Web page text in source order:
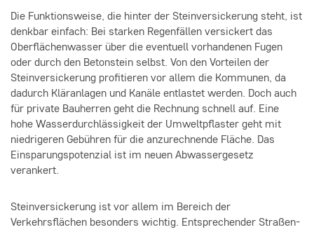
Die Funktionsweise, die hinter der Steinversickerung steht, ist
denkbar einfach: Bei starken Regenfällen versickert das
Oberflächenwasser über die eventuell vorhandenen Fugen
oder durch den Betonstein selbst. Von den Vorteilen der
Steinversickerung profitieren vor allem die Kommunen, da
dadurch Kläranlagen und Kanäle entlastet werden. Doch auch
für private Bauherren geht die Rechnung schnell auf. Eine
hohe Wasserdurchlässigkeit der Umweltpflaster geht mit
niedrigeren Gebühren für die anzurechnende Fläche. Das
Einsparungspotenzial ist im neuen Abwassergesetz
verankert.
Steinversickerung ist vor allem im Bereich der
Verkehrsflächen besonders wichtig. Entsprechender Straßen-